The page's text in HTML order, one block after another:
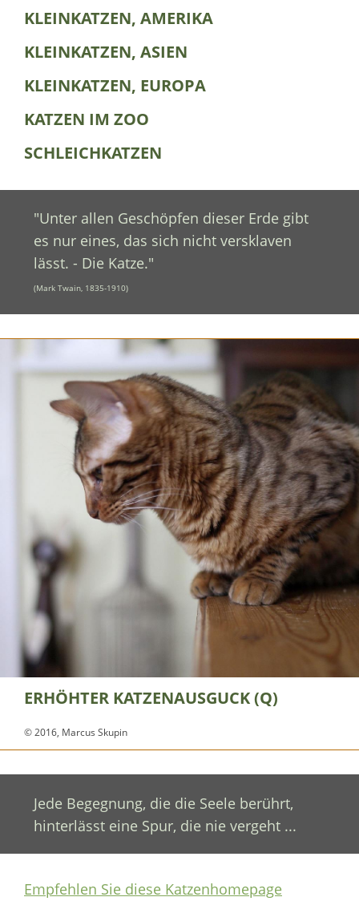
KLEINKATZEN, AMERIKA
KLEINKATZEN, ASIEN
KLEINKATZEN, EUROPA
KATZEN IM ZOO
SCHLEICHKATZEN
"Unter allen Geschöpfen dieser Erde gibt
es nur eines, das sich nicht versklaven
lässt. - Die Katze."
(Mark Twain, 1835-1910)
ERHÖHTER KATZENAUSGUCK (Q)
© 2016, Marcus Skupin
Jede Begegnung, die die Seele berührt,
hinterlässt eine Spur, die nie vergeht ...
Empfehlen Sie diese Katzenhomepage